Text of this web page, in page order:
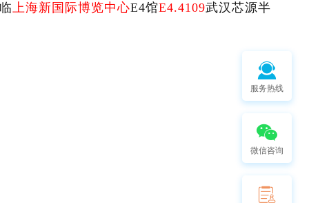
上海新国际博览中心E4馆E4.4109武汉芯源半
服务热线
微信咨询